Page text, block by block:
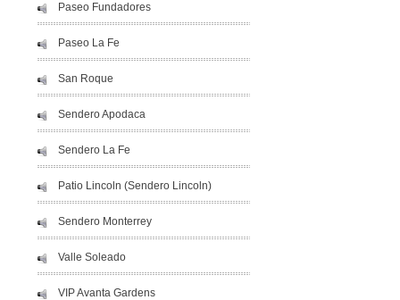
Paseo Fundadores
Paseo La Fe
San Roque
Sendero Apodaca
Sendero La Fe
Patio Lincoln (Sendero Lincoln)
Sendero Monterrey
Valle Soleado
VIP Avanta Gardens